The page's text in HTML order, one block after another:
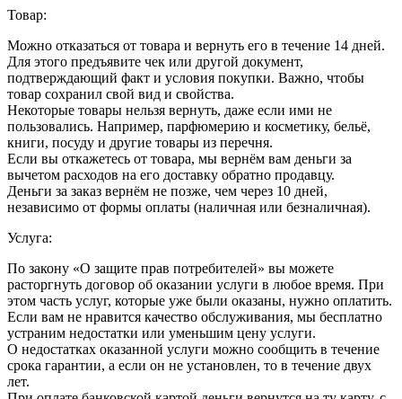
Товар:
Можно отказаться от товара и вернуть его в течение 14 дней.
Для этого предъявите чек или другой документ,
подтверждающий факт и условия покупки. Важно, чтобы
товар сохранил свой вид и свойства.
Некоторые товары нельзя вернуть, даже если ими не
пользовались. Например, парфюмерию и косметику, бельё,
книги, посуду и другие товары из перечня.
Если вы откажетесь от товара, мы вернём вам деньги за
вычетом расходов на его доставку обратно продавцу.
Деньги за заказ вернём не позже, чем через 10 дней,
независимо от формы оплаты (наличная или безналичная).
Услуга:
По закону «О защите прав потребителей» вы можете
расторгнуть договор об оказании услуги в любое время. При
этом часть услуг, которые уже были оказаны, нужно оплатить.
Если вам не нравится качество обслуживания, мы бесплатно
устраним недостатки или уменьшим цену услуги.
О недостатках оказанной услуги можно сообщить в течение
срока гарантии, а если он не установлен, то в течение двух
лет.